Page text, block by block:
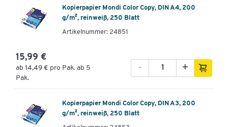
Kopierpapier Mondi Color Copy, DIN A4, 200
g/m², reinweiß, 250 Blatt
Artikelnummer: 24851
15,99 €
ab 14,49 € pro Pak. ab 5
Pak.
+
-
Kopierpapier Mondi Color Copy, DIN A3, 200
g/m², reinweiß, 250 Blatt